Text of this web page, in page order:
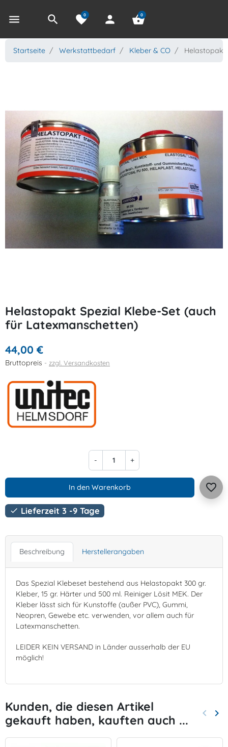
menu search favorite
0 person shopping_basket
0
Startseite Werkstattbedarf Kleber & CO Helastopakt
Helastopakt Spezial Klebe-Set (auch
für Latexmanschetten)
44,00 €
Bruttopreis zzgl. Versandkosten
- +
In den Warenkorb favorite_border
 Lieferzeit 3 -9 Tage
Beschreibung Herstellerangaben
Das Spezial Klebeset bestehend aus Helastopakt 300 gr.
Kleber, 15 gr. Härter und 500 ml. Reiniger Lösit MEK. Der
Kleber lässt sich für Kunstoffe (außer PVC), Gummi,
Neopren, Gewebe etc. verwenden, vor allem auch für
Latexmanschetten.
LEIDER KEIN VERSAND in Länder ausserhalb der EU
möglich!
Kunden, die diesen Artikel
gekauft haben, kauften auch ...
Zurück
keyboard_arrow_left keyboard_arrow_right